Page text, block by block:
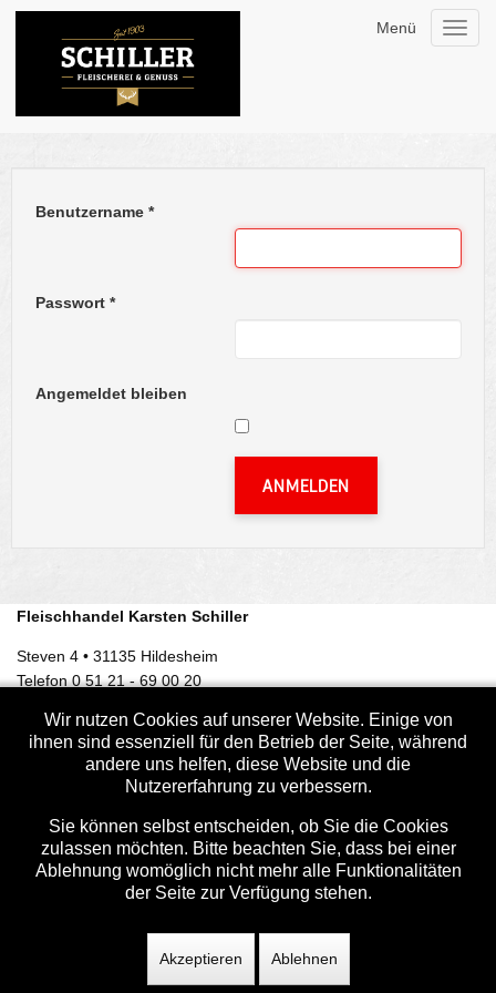
Menü
Benutzername *
Passwort *
Angemeldet bleiben
ANMELDEN
Fleischhandel Karsten Schiller
Steven 4 • 31135 Hildesheim
Telefon 0 51 21 - 69 00 20
info @ fleischhandel-schiller.de
Zertifizierung
Öffnungszeiten
Anfahrtsplan
Mittagstisch der Woche
Datenschutzerklärung
Wir nutzen Cookies auf unserer Website. Einige von
ihnen sind essenziell für den Betrieb der Seite, während
andere uns helfen, diese Website und die
Nutzererfahrung zu verbessern.
Sie können selbst entscheiden, ob Sie die Cookies
zulassen möchten. Bitte beachten Sie, dass bei einer
Ablehnung womöglich nicht mehr alle Funktionalitäten
der Seite zur Verfügung stehen.
Akzeptieren Ablehnen